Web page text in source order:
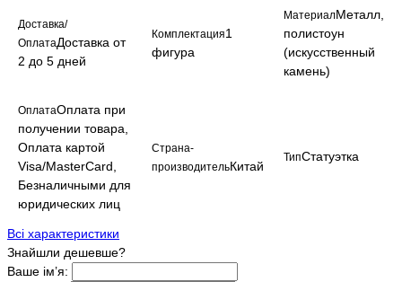
Доставка/
ОплатаДоставка от
2 до 5 дней
Комплектация1
фигура
МатериалМеталл,
полистоун
(искусственный
камень)
ОплатаОплата при
получении товара,
Оплата картой
Visa/MasterCard,
Безналичными для
юридических лиц
Страна-
производительКитай
ТипСтатуэтка
Всі характеристики
Знайшли дешевше?
Ваше ім’я: